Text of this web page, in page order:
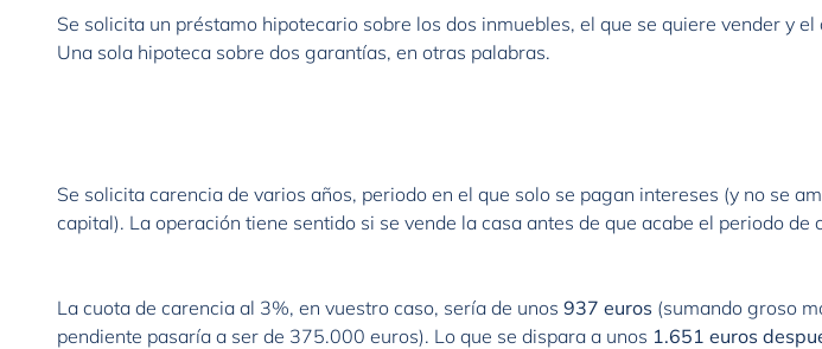
Se solicita un préstamo hipotecario sobre los dos inmuebles, el que se quiere vender y
Una sola hipoteca sobre dos garantías, en otras palabras.
Se solicita carencia de varios años, periodo en el que solo se pagan intereses (y no se
capital). La operación tiene sentido si se vende la casa antes de que acabe el periodo de
La cuota de carencia al 3%, en vuestro caso, sería de unos 937 euros (sumando groso
pendiente pasaría a ser de 375.000 euros). Lo que se dispara a unos 1.651 euros